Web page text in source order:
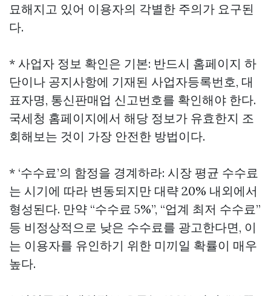
묘해지고 있어 이용자의 각별한 주의가 요구된
다.
* 사업자 정보 확인은 기본: 반드시 홈페이지 하
단이나 공지사항에 기재된 사업자등록번호, 대
표자명, 통신판매업 신고번호를 확인해야 한다.
국세청 홈페이지에서 해당 정보가 유효한지 조
회해보는 것이 가장 안전한 방법이다.
* ‘수수료’의 함정을 경계하라: 시장 평균 수수료
는 시기에 따라 변동되지만 대략 20% 내외에서
형성된다. 만약 “수수료 5%”, “업계 최저 수수료”
등 비정상적으로 낮은 수수료를 광고한다면, 이
는 이용자를 유인하기 위한 미끼일 확률이 매우
높다.